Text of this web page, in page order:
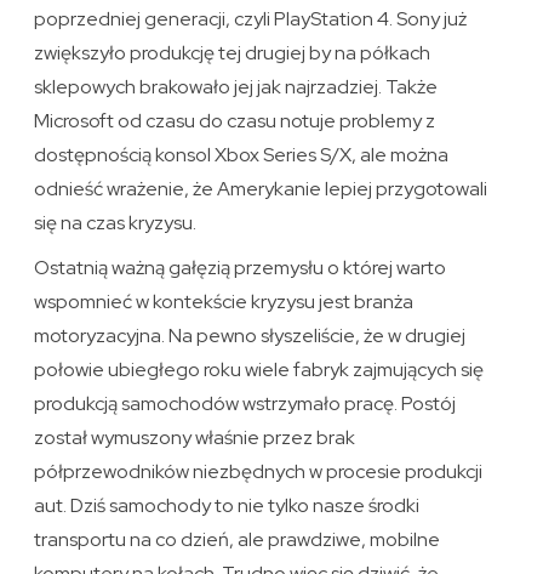
poprzedniej generacji, czyli PlayStation 4. Sony już
zwiększyło produkcję tej drugiej by na półkach
sklepowych brakowało jej jak najrzadziej. Także
Microsoft od czasu do czasu notuje problemy z
dostępnością konsol Xbox Series S/X, ale można
odnieść wrażenie, że Amerykanie lepiej przygotowali
się na czas kryzysu.
Ostatnią ważną gałęzią przemysłu o której warto
wspomnieć w kontekście kryzysu jest branża
motoryzacyjna. Na pewno słyszeliście, że w drugiej
połowie ubiegłego roku wiele fabryk zajmujących się
produkcją samochodów wstrzymało pracę. Postój
został wymuszony właśnie przez brak
półprzewodników niezbędnych w procesie produkcji
aut. Dziś samochody to nie tylko nasze środki
transportu na co dzień, ale prawdziwe, mobilne